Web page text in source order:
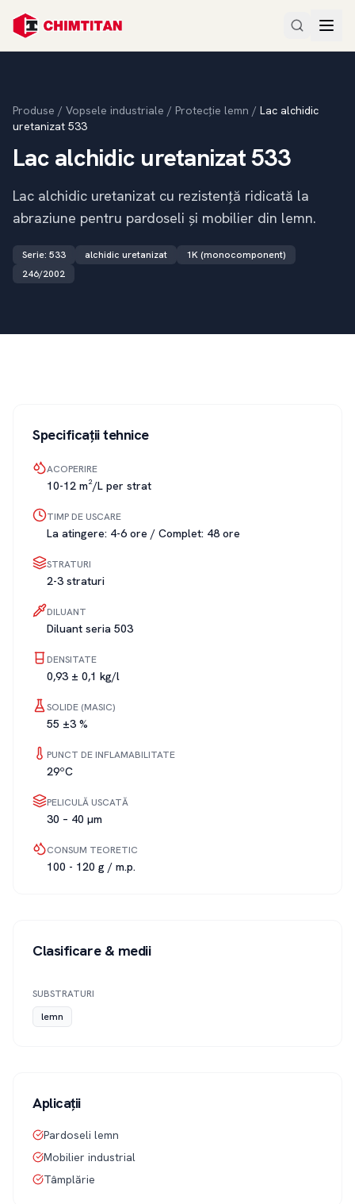
Produse / Vopsele industriale / Protecție lemn / Lac alchidic
uretanizat 533
Lac alchidic uretanizat 533
Lac alchidic uretanizat cu rezistență ridicată la
abraziune pentru pardoseli și mobilier din lemn.
Serie: 533 alchidic uretanizat
1K (monocomponent)
246/2002
Specificații tehnice
ACOPERIRE
10-12 m²/L per strat
TIMP DE USCARE
La atingere: 4-6 ore / Complet: 48 ore
STRATURI
2-3 straturi
DILUANT
Diluant seria 503
DENSITATE
0,93 ± 0,1 kg/l
SOLIDE (MASIC)
55 ±3 %
PUNCT DE INFLAMABILITATE
29ºC
PELICULĂ USCATĂ
30 – 40 µm
CONSUM TEORETIC
100 - 120 g / m.p.
Clasificare & medii
SUBSTRATURI
lemn
Aplicații
Pardoseli lemn
Mobilier industrial
Tâmplărie